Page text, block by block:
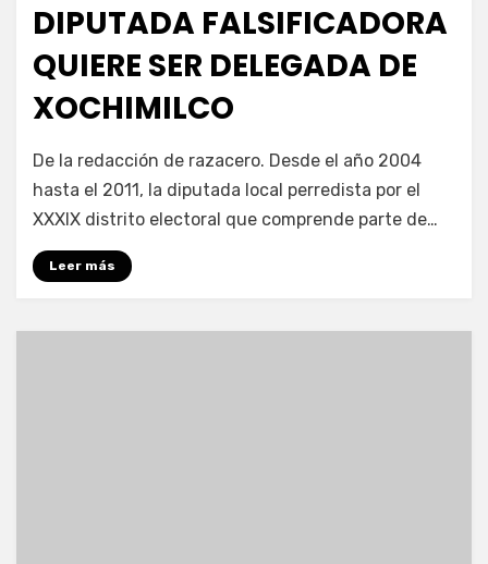
DIPUTADA FALSIFICADORA
QUIERE SER DELEGADA DE
XOCHIMILCO
por Enrique
De la redacción de razacero. Desde el año 2004
hasta el 2011, la diputada local perredista por el
XXXIX distrito electoral que comprende parte de…
Leer más